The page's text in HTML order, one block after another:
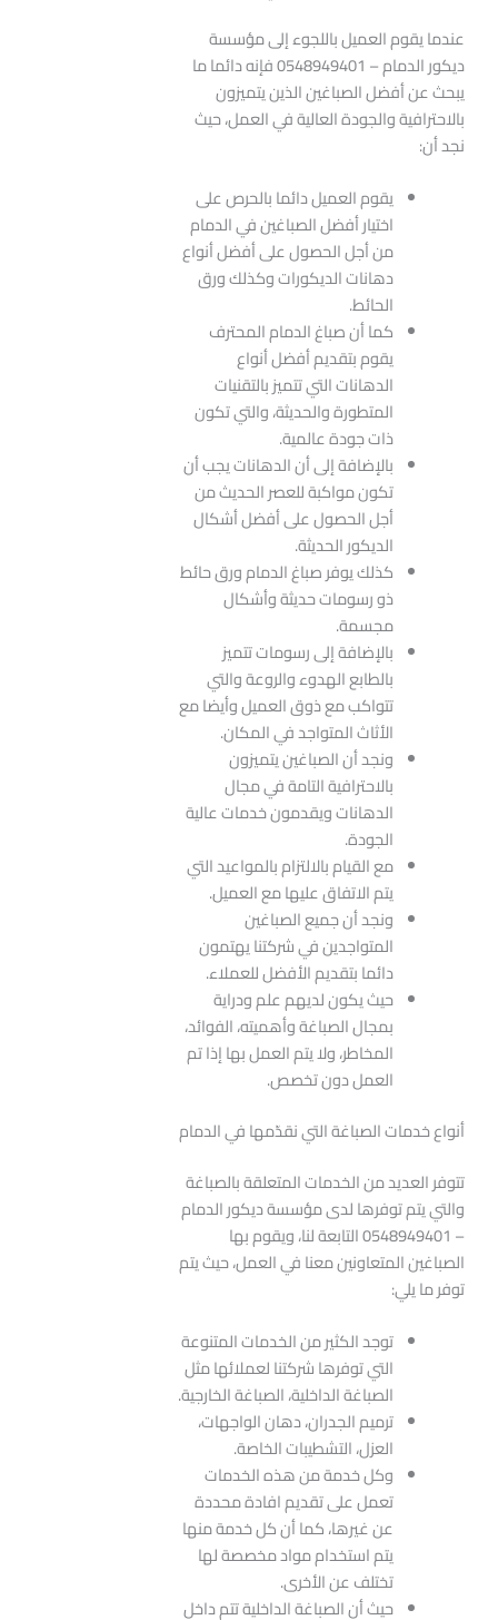
عندما يقوم العميل باللجوء إلى مؤسسة
ديكور الدمام – 0548949401 فإنه دائما ما
يبحث عن أفضل الصباغين الذين يتميزون
بالاحترافية والجودة العالية في العمل، حيث
نجد أن:
يقوم العميل دائما بالحرص على
اختيار أفضل الصباغين في الدمام
من أجل الحصول على أفضل أنواع
دهانات الديكورات وكذلك ورق
الحائط.
كما أن صباغ الدمام المحترف
يقوم بتقديم أفضل أنواع
الدهانات التي تتميز بالتقنيات
المتطورة والحديثة، والتي تكون
ذات جودة عالمية.
بالإضافة إلى أن الدهانات يجب أن
تكون مواكبة للعصر الحديث من
أجل الحصول على أفضل أشكال
الديكور الحديثة.
كذلك يوفر صباغ الدمام ورق حائط
ذو رسومات حديثة وأشكال
مجسمة.
بالإضافة إلى رسومات تتميز
بالطابع الهدوء والروعة والتي
تتواكب مع ذوق العميل وأيضا مع
الأثاث المتواجد في المكان.
ونجد أن الصباغين يتميزون
بالاحترافية التامة في مجال
الدهانات ويقدمون خدمات عالية
الجودة.
مع القيام بالالتزام بالمواعيد التي
يتم الاتفاق عليها مع العميل.
ونجد أن جميع الصباغين
المتواجدين في شركتنا يهتمون
دائما بتقديم الأفضل للعملاء.
حيث يكون لديهم علم ودراية
بمجال الصباغة وأهميته، الفوائد،
المخاطر، ولا يتم العمل بها إذا تم
العمل دون تخصص.
أنواع خدمات الصباغة التي نقدّمها في الدمام
تتوفر العديد من الخدمات المتعلقة بالصباغة
والتي يتم توفرها لدى مؤسسة ديكور الدمام
– 0548949401 التابعة لنا، ويقوم بها
الصباغين المتعاونين معنا في العمل، حيث يتم
توفر ما يلي:
توجد الكثير من الخدمات المتنوعة
التي توفرها شركتنا لعملائها مثل
الصباغة الداخلية، الصباغة الخارجية.
ترميم الجدران، دهان الواجهات،
العزل، التشطيبات الخاصة.
وكل خدمة من هذه الخدمات
تعمل على تقديم افادة محددة
عن غيرها، كما أن كل خدمة منها
يتم استخدام مواد مخصصة لها
تختلف عن الأخرى.
حيث أن الصباغة الداخلية تتم داخل